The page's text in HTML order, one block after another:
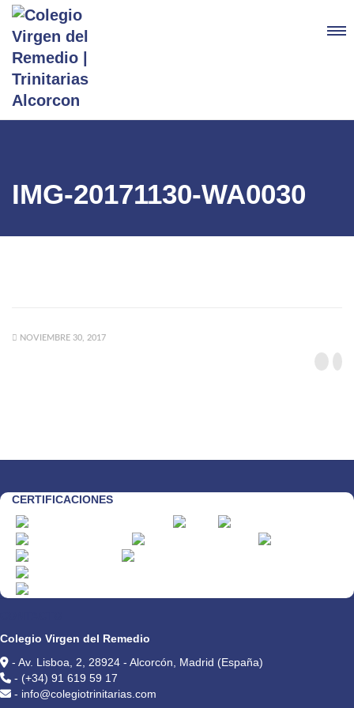
IMG-20171130-WA0030
NOVIEMBRE 30, 2017
CERTIFICACIONES
Colegio Virgen del Remedio
- Av. Lisboa, 2, 28924 - Alcorcón, Madrid (España)
- (+34) 91 619 59 17
- info@colegiotrinitarias.com